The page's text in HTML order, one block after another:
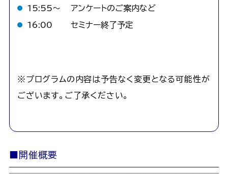
15:55〜 アンケートのご案内など
16:00 セミナー終了予定
※プログラムの内容は予告なく変更となる可能性が
ございます。ご了承ください。
■開催概要